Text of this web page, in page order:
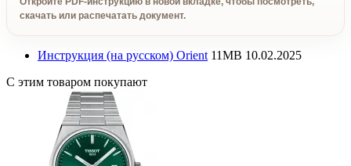
скачать или распечатать документ.
Инструкция (на русском) Orient 11MB 10.02.2025
С этим товаром покупают